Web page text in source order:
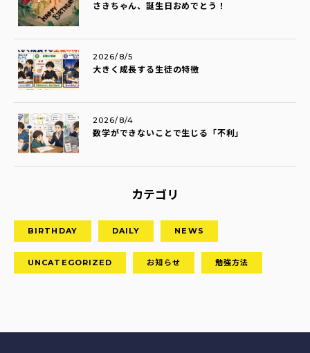
さきちゃん、誕生日おめでとう！
大きく成長する生徒の特徴
2026/8/5
数学ができないことで生じる「不利」
2026/8/4
カテゴリ
BIRTHDAY DAILY NEWS
UNCATEGORIZED お知らせ 勉強方法